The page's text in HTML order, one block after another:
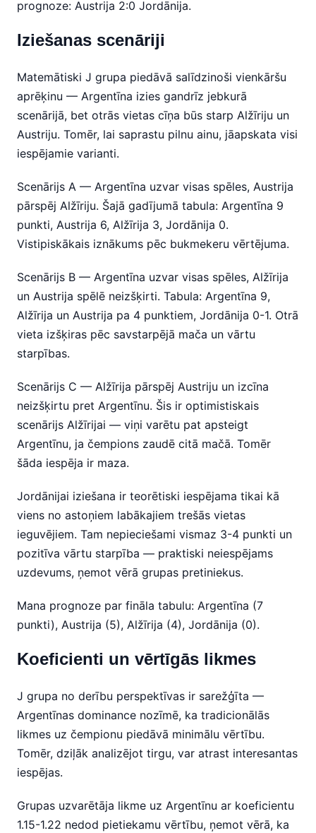
prognoze: Austrija 2:0 Jordānija.
Iziešanas scenāriji
Matemātiski J grupa piedāvā salīdzinoši vienkāršu
aprēķinu — Argentīna izies gandrīz jebkurā
scenārijā, bet otrās vietas cīņa būs starp Alžīriju un
Austriju. Tomēr, lai saprastu pilnu ainu, jāapskata visi
iespējamie varianti.
Scenārijs A — Argentīna uzvar visas spēles, Austrija
pārspēj Alžīriju. Šajā gadījumā tabula: Argentīna 9
punkti, Austrija 6, Alžīrija 3, Jordānija 0.
Vistipiskākais iznākums pēc bukmekeru vērtējuma.
Scenārijs B — Argentīna uzvar visas spēles, Alžīrija
un Austrija spēlē neizšķirti. Tabula: Argentīna 9,
Alžīrija un Austrija pa 4 punktiem, Jordānija 0-1. Otrā
vieta izšķiras pēc savstarpējā mača un vārtu
starpības.
Scenārijs C — Alžīrija pārspēj Austriju un izcīna
neizšķirtu pret Argentīnu. Šis ir optimistiskais
scenārijs Alžīrijai — viņi varētu pat apsteigt
Argentīnu, ja čempions zaudē citā mačā. Tomēr
šāda iespēja ir maza.
Jordānijai iziešana ir teorētiski iespējama tikai kā
viens no astoņiem labākajiem trešās vietas
ieguvējiem. Tam nepieciešami vismaz 3-4 punkti un
pozitīva vārtu starpība — praktiski neiespējams
uzdevums, ņemot vērā grupas pretiniekus.
Mana prognoze par fināla tabulu: Argentīna (7
punkti), Austrija (5), Alžīrija (4), Jordānija (0).
Koeficienti un vērtīgās likmes
J grupa no derību perspektīvas ir sarežģīta —
Argentīnas dominance nozīmē, ka tradicionālās
likmes uz čempionu piedāvā minimālu vērtību.
Tomēr, dziļāk analizējot tirgu, var atrast interesantas
iespējas.
Grupas uzvarētāja likme uz Argentīnu ar koeficientu
1.15-1.22 nedod pietiekamu vērtību, ņemot vērā, ka